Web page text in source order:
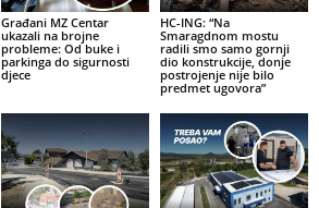
Građani MZ Centar
ukazali na brojne
probleme: Od buke i
parkinga do sigurnosti
djece
HC-ING: “Na
Smaragdnom mostu
radili smo samo gornji
dio konstrukcije, donje
postrojenje nije bilo
predmet ugovora”